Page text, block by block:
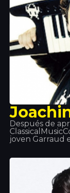
Después de
joven Garraud
del planeta:
en particular
Bob Sinclair.
Tomorrowland,